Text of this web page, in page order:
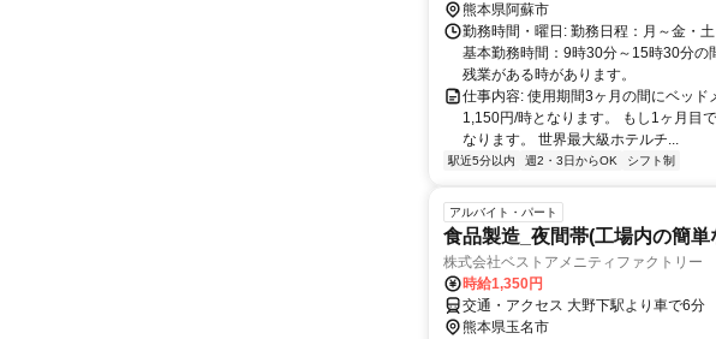
熊本県阿蘇市
勤務時間・曜日: 勤務日程：月～金・
基本勤務時間：9時30分～15時30分の
残業がある時があります。
仕事内容: 使用期間3ヶ月の間にベッド
1,150円/時となります。 もし1ヶ月目
なります。 世界最大級ホテルチ...
駅近5分以内 週2・3日からOK シフト制
アルバイト・パート
食品製造_夜間帯(工場内の簡
株式会社ベストアメニティファクトリー
時給1,350円
交通・アクセス 大野下駅より車で6分
熊本県玉名市